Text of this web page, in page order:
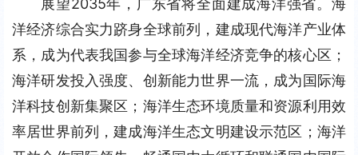
展望2035年，广东省将全面建成海洋强省。海
洋经济综合实力跻身全球前列，建成现代海洋产业体
系，成为代表我国参与全球海洋经济竞争的核心区；
海洋研发投入强度、创新能力世界一流，成为国际海
洋科技创新集聚区；海洋生态环境质量和资源利用效
率居世界前列，建成海洋生态文明建设示范区；海洋